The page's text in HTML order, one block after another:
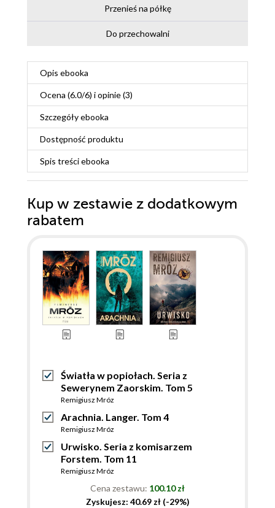
Przenieś na półkę
Do przechowalni
Opis ebooka
Ocena (6.0/6) i opinie (3)
Szczegółyebooka
Dostępność produktu
Spis treściebooka
Kup w zestawie z dodatkowym
rabatem
Światła w popiołach. Seria z
Sewerynem Zaorskim. Tom 5
Remigiusz Mróz
Arachnia. Langer. Tom 4
Remigiusz Mróz
Urwisko. Seria z komisarzem
Forstem. Tom 11
Remigiusz Mróz
Cena zestawu: 100.10 zł
Zyskujesz: 40.69 zł (-29%)